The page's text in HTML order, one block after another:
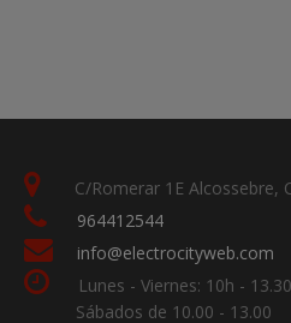
C/Romerar 1E Alcossebre,
964412544
info@electrocityweb.com
Lunes - Viernes: 10h -
Sábados de 10.00 - 13.00